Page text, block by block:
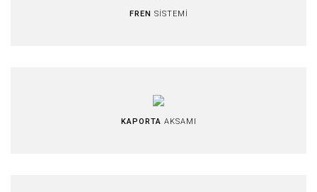
FREN SİSTEMİ
KAPORTA AKSAMI